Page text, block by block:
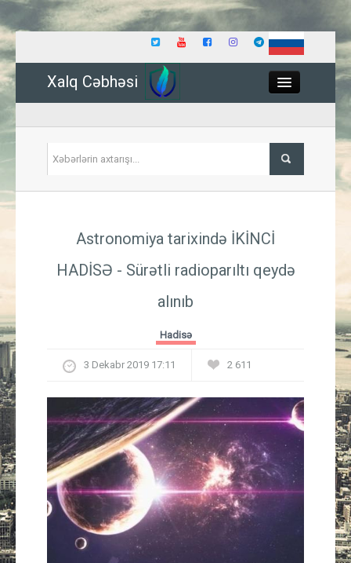
Xalq Cəbhəsi
İqtisadiyyat
Güney Azərbaycan
Mədəniyyət
Müsahibə
İdman
Layihə
Astronomiya tarixində İKİNCİ
HADİSƏ - Sürətli radioparıltı qeydə
alınıb
Hadisə
3 Dekabr 2019 17:11 2 611